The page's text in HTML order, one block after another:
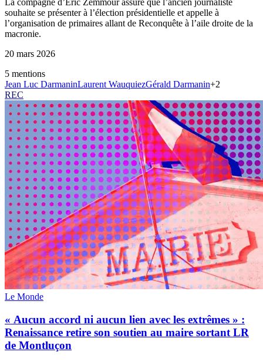
La compagne d’Éric Zemmour assure que l’ancien journaliste
souhaite se présenter à l’élection présidentielle et appelle à
l’organisation de primaires allant de Reconquête à l’aile droite de la
macronie.
20 mars 2026
5 mentions
Jean Luc DarmaninLaurent WauquiezGérald Darmanin+2
REC
Le Monde
« Aucun accord ni aucun lien avec les extrêmes » :
Renaissance retire son soutien au maire sortant LR
de Montluçon